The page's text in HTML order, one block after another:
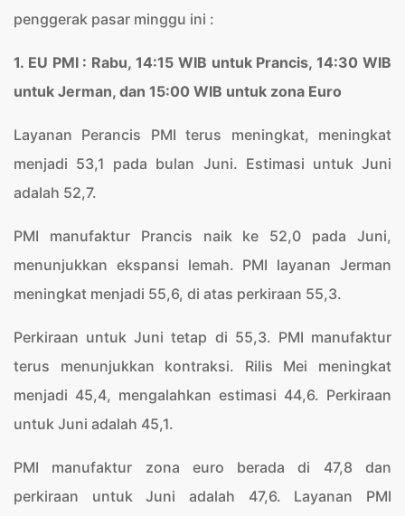
penggerak pasar minggu ini :
1. EU PMI : Rabu, 14:15 WIB untuk Prancis, 14:30 WIB
untuk Jerman, dan 15:00 WIB untuk zona Euro
Layanan Perancis PMI terus meningkat, meningkat
menjadi 53,1 pada bulan Juni. Estimasi untuk Juni
adalah 52,7.
PMI manufaktur Prancis naik ke 52,0 pada Juni,
menunjukkan ekspansi lemah. PMI layanan Jerman
meningkat menjadi 55,6, di atas perkiraan 55,3.
Perkiraan untuk Juni tetap di 55,3. PMI manufaktur
terus menunjukkan kontraksi. Rilis Mei meningkat
menjadi 45,4, mengalahkan estimasi 44,6. Perkiraan
untuk Juni adalah 45,1.
PMI manufaktur zona euro berada di 47,8 dan
perkiraan untuk Juni adalah 47,6. Layanan PMI